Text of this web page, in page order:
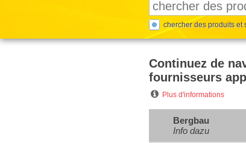
chercher des produits et
Continuez de
fournisseurs
Plus d'informations
Bergbau
Info dazu